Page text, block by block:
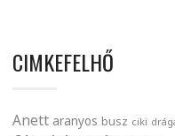
CIMKEFELHŐ
Anett aranyos busz ciki